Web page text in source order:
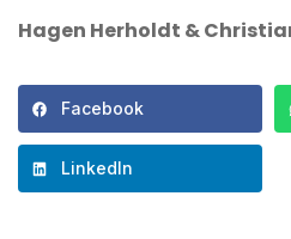
Hagen Herholdt &
Facebook
LinkedIn